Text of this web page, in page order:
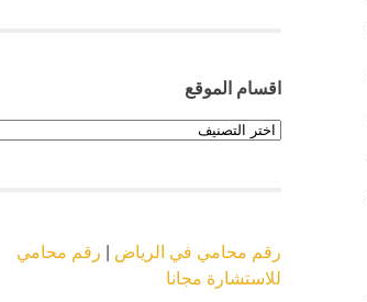
اقسام الموقع
اقسام
الموقع
رقم محامي في الرياض
رقم محامي
للاستشارة مجانا